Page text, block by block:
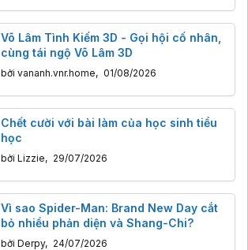
Võ Lâm Tình Kiếm 3D - Gọi hội cố nhân,
cùng tái ngộ Võ Lâm 3D
bởi vananh.vnr.home, 01/08/2026
Chết cười với bài làm của học sinh tiểu
học
bởi Lizzie, 29/07/2026
Vì sao Spider-Man: Brand New Day cắt
bỏ nhiều phản diện và Shang-Chi?
bởi Derpy, 24/07/2026